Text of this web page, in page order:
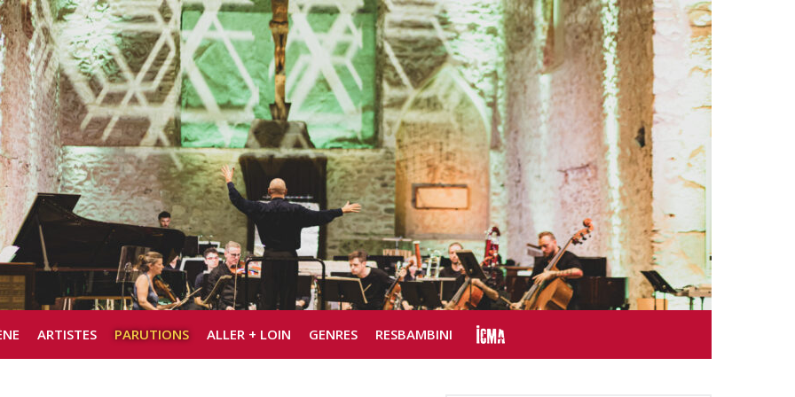
ARTISTES PARUTIONS ALLER + LOIN GENRES RESBAMBINI